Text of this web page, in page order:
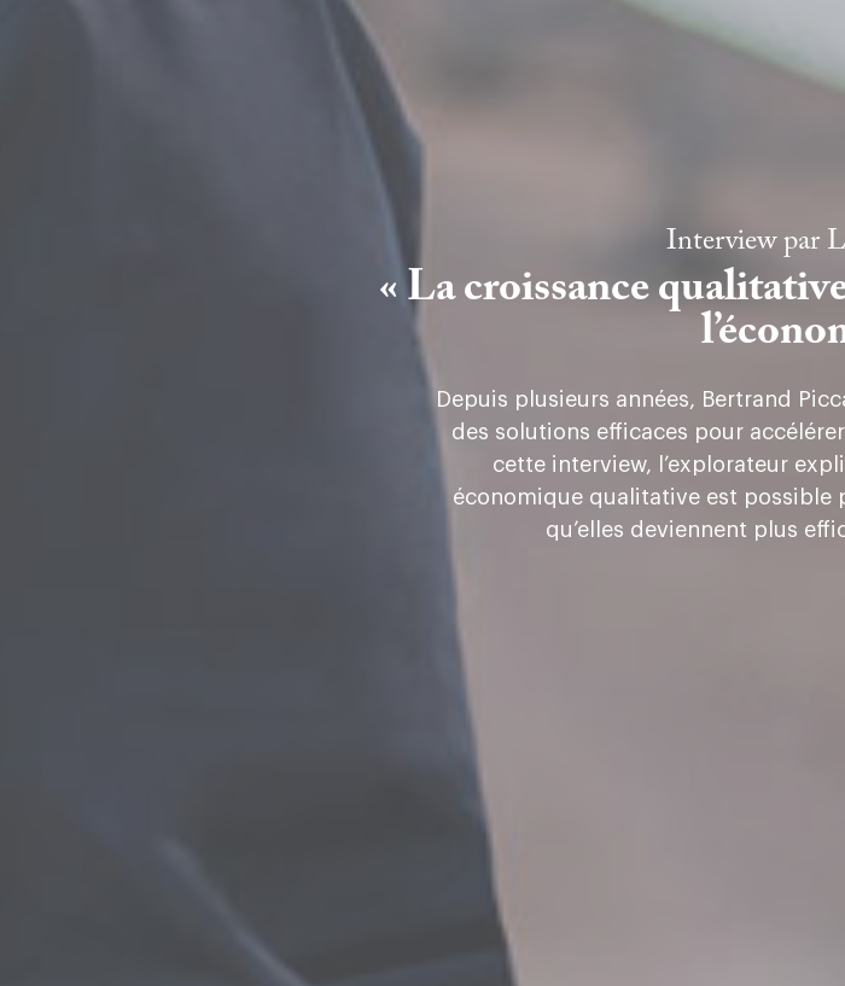
Interview par
« La croissance
Depuis plusieurs années, Bertrand
des solutions efficaces pour
cette interview, l’explorateur
économique qualitative est possible
qu’elles deviennent plus